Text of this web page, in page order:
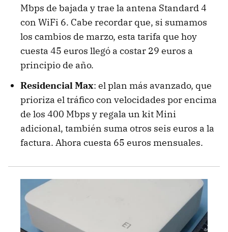
Mbps de bajada y trae la antena Standard 4
con WiFi 6. Cabe recordar que, si sumamos
los cambios de marzo, esta tarifa que hoy
cuesta 45 euros llegó a costar 29 euros a
principio de año.
Residencial Max: el plan más avanzado, que
prioriza el tráfico con velocidades por encima
de los 400 Mbps y regala un kit Mini
adicional, también suma otros seis euros a la
factura. Ahora cuesta 65 euros mensuales.